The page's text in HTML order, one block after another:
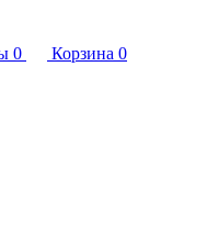
0 Корзина 0